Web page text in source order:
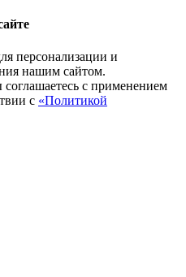
персонализации и
нашим сайтом.
с применением
с «Политикой